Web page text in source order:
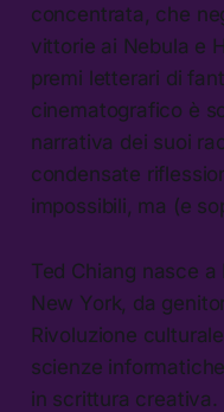
concentrata, che
vittorie ai Nebula e
premi letterari di
cinematografico è
narrativa dei suoi
condensate
impossibili, ma (e
Ted Chiang nasce
New York, da
Rivoluzione
scienze
in scrittura creativa.